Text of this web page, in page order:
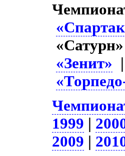
«Зенит» |
1999 |
2009 |